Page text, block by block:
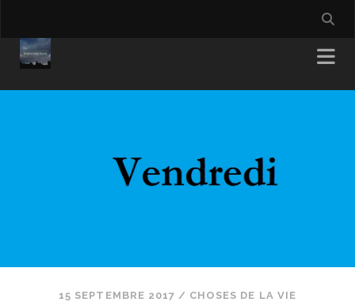
15 SEPTEMBRE 2017 / CHOSES DE LA VIE